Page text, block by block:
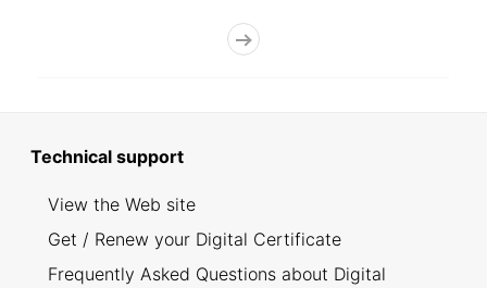
Technical support
View the Web site
Get / Renew your Digital Certificate
Frequently Asked Questions about Digital